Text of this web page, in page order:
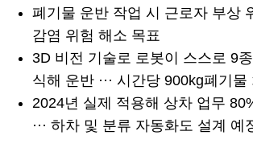
폐기물 운반 작업 시 근로자 부상
감염 위험 해소 목표
3D 비전 기술로 로봇이 스스로 9
식해 운반 ··· 시간당 900kg폐기물
2024년 실제 적용해 상차 업무
··· 하차 및 분류 자동화도 설계 예